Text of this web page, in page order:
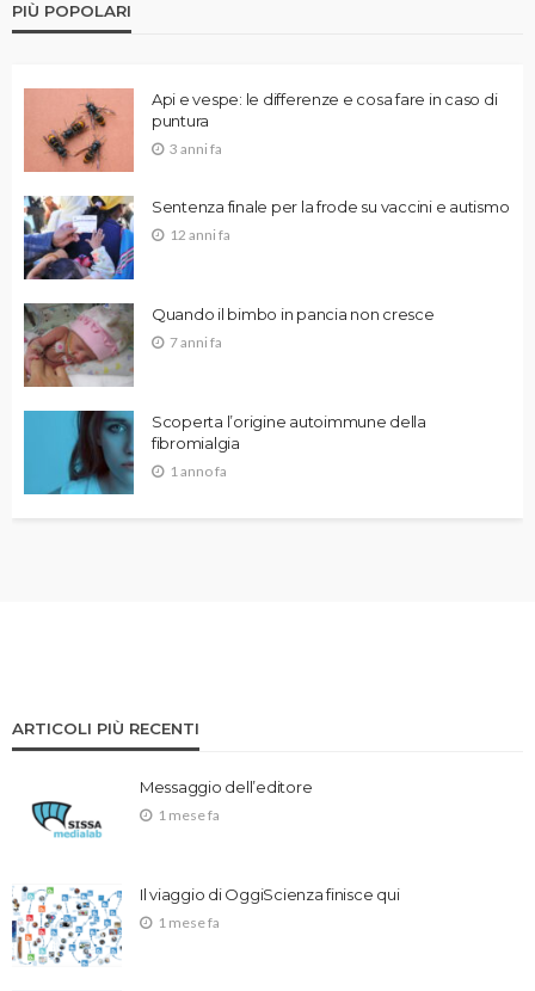
PIÙ POPOLARI
Api e vespe: le differenze e cosa fare in caso di
puntura
3 anni fa
Sentenza finale per la frode su vaccini e autismo
12 anni fa
Quando il bimbo in pancia non cresce
7 anni fa
Scoperta l’origine autoimmune della
fibromialgia
1 anno fa
ARTICOLI PIÙ RECENTI
Messaggio dell’editore
1 mese fa
Il viaggio di OggiScienza finisce qui
1 mese fa